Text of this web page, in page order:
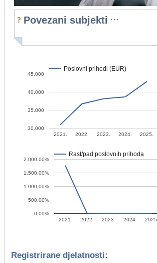
Povezani subjekti ...
Poslovni prihodi (EUR)
2021. 2022. 2023. 2024. 2025.
30.000
35.000
40.000
45.000
Rast/pad poslovnih prihoda
2021. 2022. 2023. 2024. 2025.
0,00%
500,00%
1.000,00%
1.500,00%
2.000,00%
Registrirane djelatnosti: